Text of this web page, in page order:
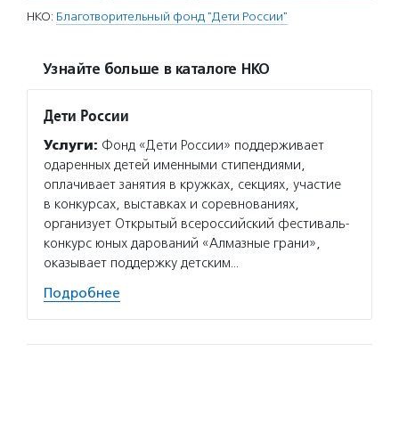
НКО: Благотворительный фонд "Дети России"
Узнайте больше в каталоге НКО
Дети России
Услуги: Фонд «Дети России» поддерживает
одаренных детей именными стипендиями,
оплачивает занятия в кружках, секциях, участие
в конкурсах, выставках и соревнованиях,
организует Открытый всероссийский фестиваль-
конкурс юных дарований «Алмазные грани»,
оказывает поддержку детским…
Подробнее